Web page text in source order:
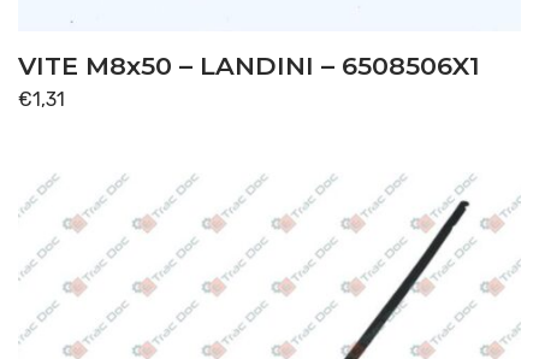
VITE M8x50 – LANDINI – 6508506X1
€1,31